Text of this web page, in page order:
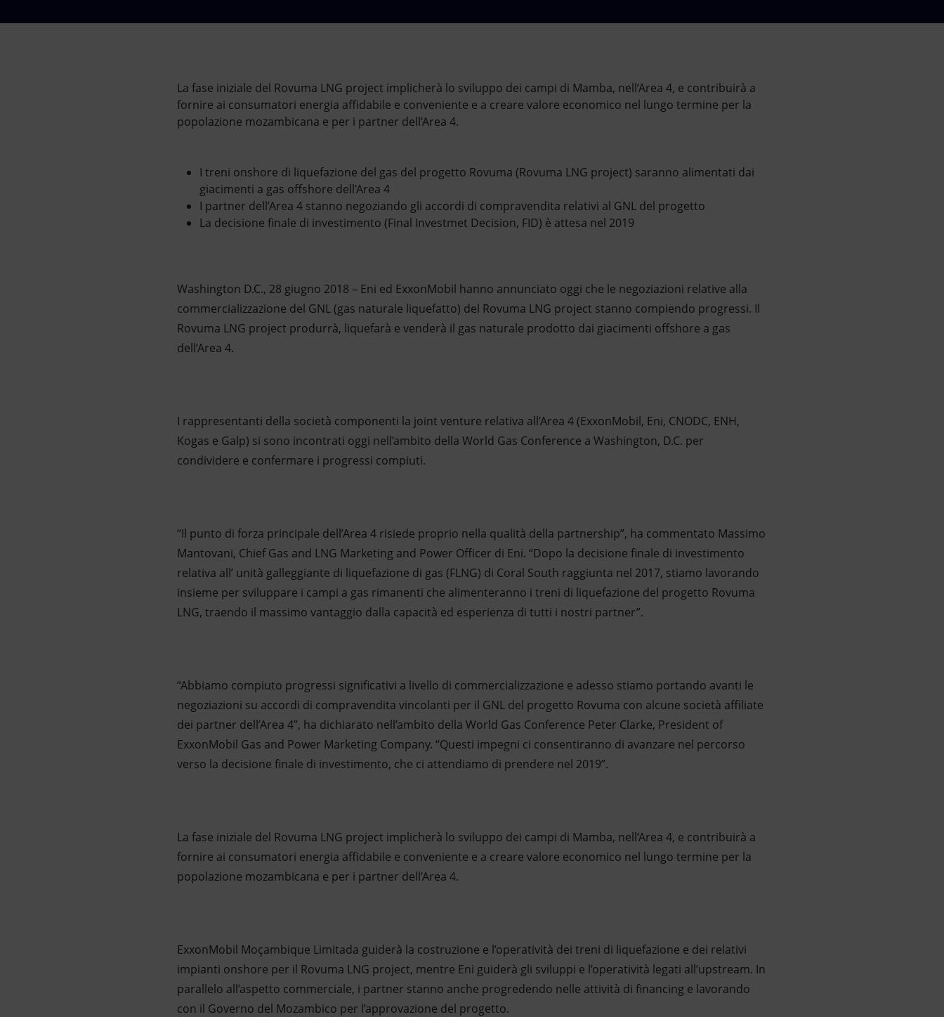
La fase iniziale del Rovuma LNG project implicherà lo sviluppo dei campi di Mamba, nell’Area 4, e contribuirà a
fornire ai consumatori energia affidabile e conveniente e a creare valore economico nel lungo termine per la
popolazione mozambicana e per i partner dell’Area 4.
I treni onshore di liquefazione del gas del progetto Rovuma (Rovuma LNG project) saranno alimentati dai
giacimenti a gas offshore dell’Area 4
I partner dell’Area 4 stanno negoziando gli accordi di compravendita relativi al GNL del progetto
La decisione finale di investimento (Final Investmet Decision, FID) è attesa nel 2019
Washington D.C., 28 giugno 2018 – Eni ed ExxonMobil hanno annunciato oggi che le negoziazioni relative alla
commercializzazione del GNL (gas naturale liquefatto) del Rovuma LNG project stanno compiendo progressi. Il
Rovuma LNG project produrrà, liquefarà e venderà il gas naturale prodotto dai giacimenti offshore a gas
dell’Area 4.
I rappresentanti della società componenti la joint venture relativa all’Area 4 (ExxonMobil, Eni, CNODC, ENH,
Kogas e Galp) si sono incontrati oggi nell’ambito della World Gas Conference a Washington, D.C. per
condividere e confermare i progressi compiuti.
“Il punto di forza principale dell’Area 4 risiede proprio nella qualità della partnership”, ha commentato Massimo
Mantovani, Chief Gas and LNG Marketing and Power Officer di Eni. “Dopo la decisione finale di investimento
relativa all’ unità galleggiante di liquefazione di gas (FLNG) di Coral South raggiunta nel 2017, stiamo lavorando
insieme per sviluppare i campi a gas rimanenti che alimenteranno i treni di liquefazione del progetto Rovuma
LNG, traendo il massimo vantaggio dalla capacità ed esperienza di tutti i nostri partner”.
“Abbiamo compiuto progressi significativi a livello di commercializzazione e adesso stiamo portando avanti le
negoziazioni su accordi di compravendita vincolanti per il GNL del progetto Rovuma con alcune società affiliate
dei partner dell’Area 4”, ha dichiarato nell’ambito della World Gas Conference Peter Clarke, President of
ExxonMobil Gas and Power Marketing Company. “Questi impegni ci consentiranno di avanzare nel percorso
verso la decisione finale di investimento, che ci attendiamo di prendere nel 2019”.
La fase iniziale del Rovuma LNG project implicherà lo sviluppo dei campi di Mamba, nell’Area 4, e contribuirà a
fornire ai consumatori energia affidabile e conveniente e a creare valore economico nel lungo termine per la
popolazione mozambicana e per i partner dell’Area 4.
ExxonMobil Moçambique Limitada guiderà la costruzione e l’operatività dei treni di liquefazione e dei relativi
impianti onshore per il Rovuma LNG project, mentre Eni guiderà gli sviluppi e l’operatività legati all’upstream. In
parallelo all’aspetto commerciale, i partner stanno anche progredendo nelle attività di financing e lavorando
con il Governo del Mozambico per l’approvazione del progetto.